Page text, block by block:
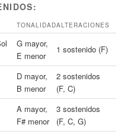
TONALIDADALTERACIONES
G mayor,
E menor
1 sostenido (F)
D mayor,
B menor
2 sostenidos
(F, C)
A mayor,
F# menor
3 sostenidos
(F, C, G)